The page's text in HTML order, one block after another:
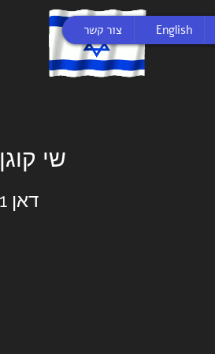
English צור קשר
שי קוגן
דאן 1